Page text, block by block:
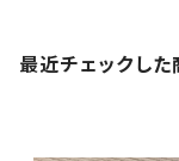
最近チェックした